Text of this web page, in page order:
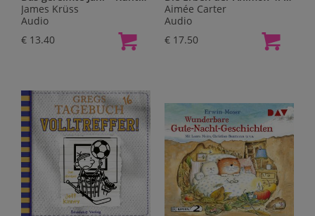
James Krüss
Audio
€ 13.40
Aimée Carter
Audio
€ 17.50